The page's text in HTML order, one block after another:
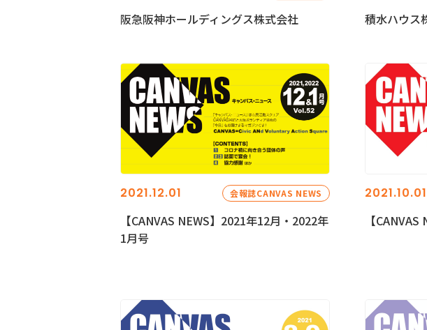
阪急阪神ホールディングス株式会社 積水ハウス
2021.12.01 会報誌CANVAS NEWS
【CANVAS NEWS】2021年12月・2022年
1月号
2021.10.01
【